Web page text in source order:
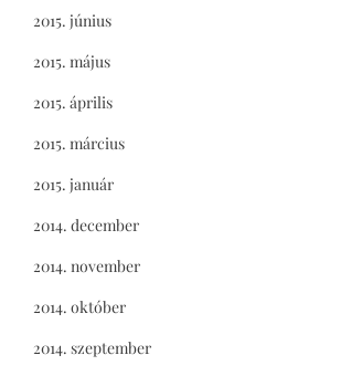
2015. június
2015. május
2015. április
2015. március
2015. január
2014. december
2014. november
2014. október
2014. szeptember